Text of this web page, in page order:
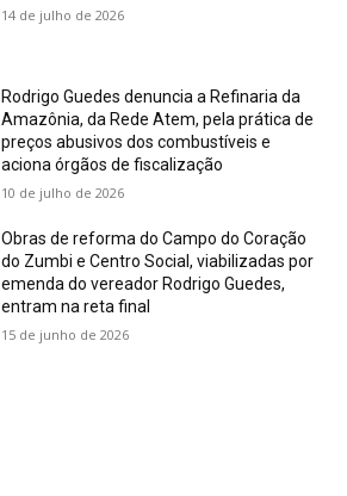
14 de julho de 2026
Rodrigo Guedes denuncia a Refinaria da
Amazônia, da Rede Atem, pela prática de
preços abusivos dos combustíveis e
aciona órgãos de fiscalização
10 de julho de 2026
Obras de reforma do Campo do Coração
do Zumbi e Centro Social, viabilizadas por
emenda do vereador Rodrigo Guedes,
entram na reta final
15 de junho de 2026